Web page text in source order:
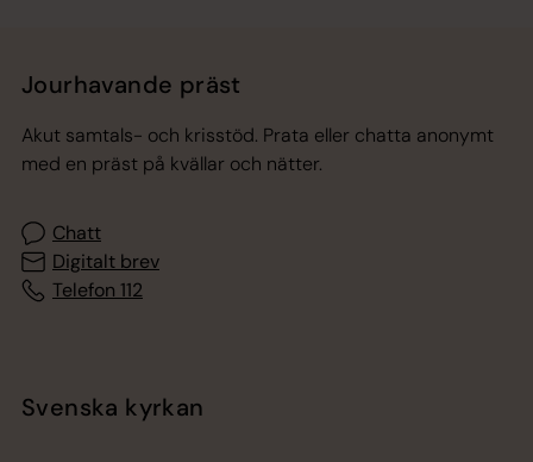
Jourhavande präst
Akut samtals- och krisstöd. Prata eller chatta anonymt
med en präst på kvällar och nätter.
Chatt
Digitalt brev
Telefon 112
Svenska kyrkan